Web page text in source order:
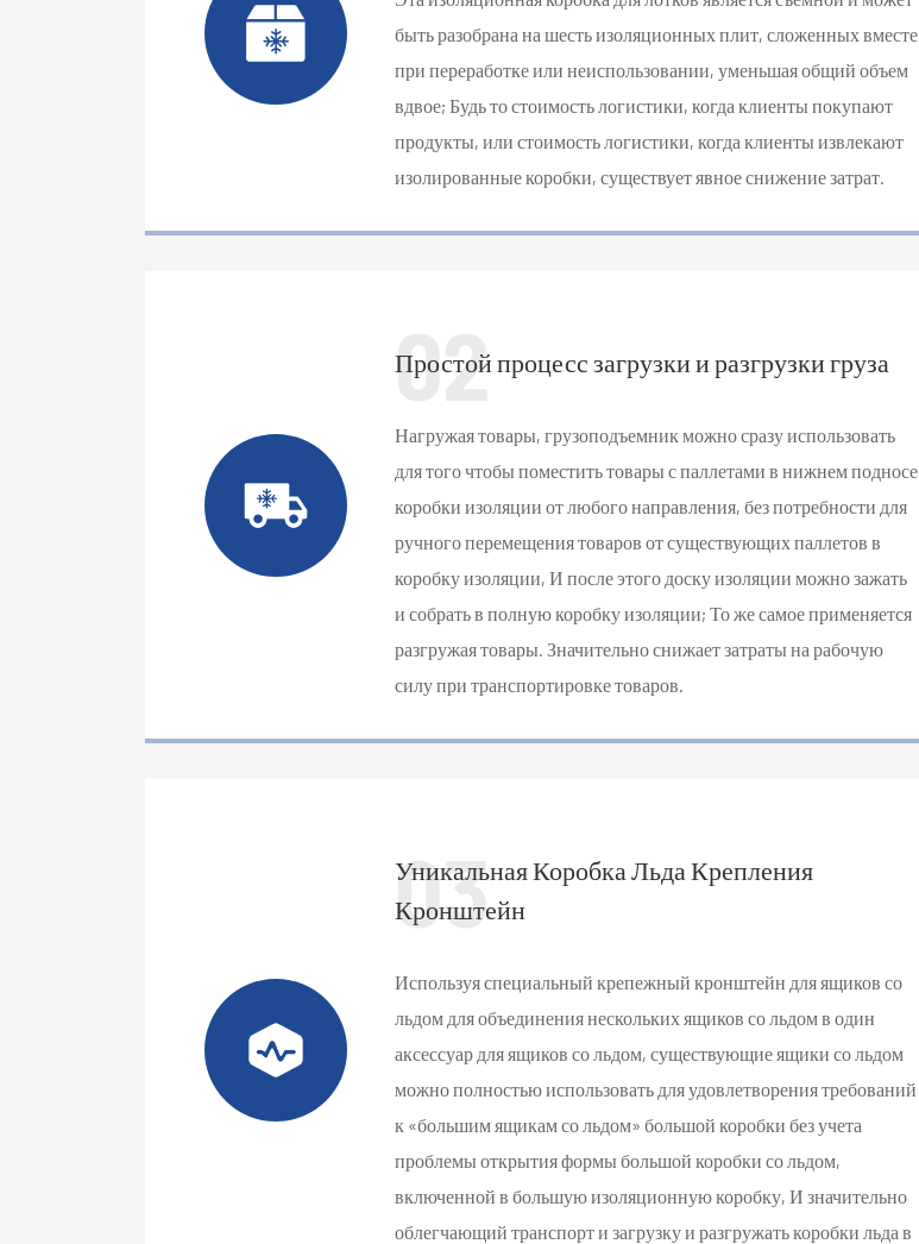
быть разобрана на шесть изоляционных плит, сложенных вместе
при переработке или неиспользовании, уменьшая общий объем
вдвое; Будь то стоимость логистики, когда клиенты покупают
продукты, или стоимость логистики, когда клиенты извлекают
изолированные коробки, существует явное снижение затрат.
Простой процесс загрузки и разгрузки груза
02
Нагружая товары, грузоподъемник можно сразу использовать
для того чтобы поместить товары с паллетами в нижнем подносе
коробки изоляции от любого направления, без потребности для
ручного перемещения товаров от существующих паллетов в
коробку изоляции, И после этого доску изоляции можно зажать
и собрать в полную коробку изоляции; То же самое применяется
разгружая товары. Значительно снижает затраты на рабочую
силу при транспортировке товаров.
Уникальная Коробка Льда Крепления
Кронштейн
03
Используя специальный крепежный кронштейн для ящиков со
льдом для объединения нескольких ящиков со льдом в один
аксессуар для ящиков со льдом, существующие ящики со льдом
можно полностью использовать для удовлетворения требований
к «большим ящикам со льдом» большой коробки без учета
проблемы открытия формы большой коробки со льдом,
включенной в большую изоляционную коробку, И значительно
облегчающий транспорт и загрузку и разгружать коробки льда в